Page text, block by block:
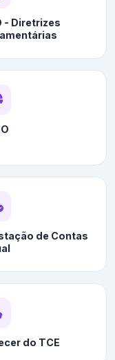
- Diretrizes
de Contas
do TCE